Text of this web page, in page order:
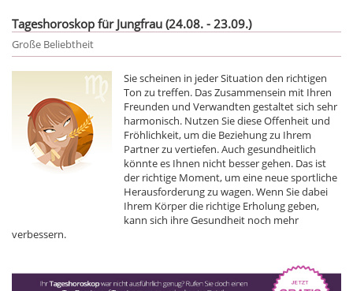
Tageshoroskop für Jungfrau (24.08. - 23.09.)
Große Beliebtheit
Sie scheinen in jeder Situation den richtigen
Ton zu treffen. Das Zusammensein mit Ihren
Freunden und Verwandten gestaltet sich sehr
harmonisch. Nutzen Sie diese Offenheit und
Fröhlichkeit, um die Beziehung zu Ihrem
Partner zu vertiefen. Auch gesundheitlich
könnte es Ihnen nicht besser gehen. Das ist
der richtige Moment, um eine neue sportliche
Herausforderung zu wagen. Wenn Sie dabei
Ihrem Körper die richtige Erholung geben,
kann sich ihre Gesundheit noch mehr
verbessern.